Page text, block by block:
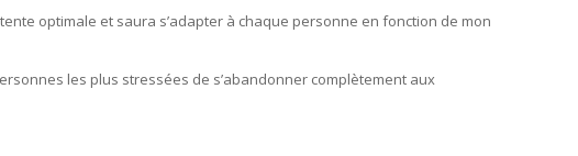
optimale et saura s’adapter à chaque personne en fonction de mon
les plus stressées de s’abandonner complètement aux